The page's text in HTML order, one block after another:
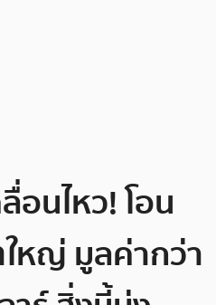
อนไหว! โอน
หญ่ มูลค่ากว่า